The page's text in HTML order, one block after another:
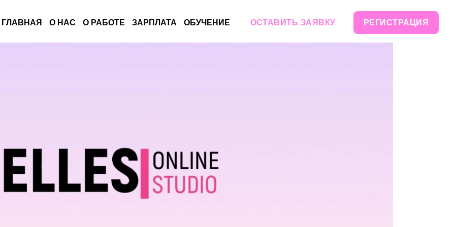
ГЛАВНАЯ О НАС О РАБОТЕ ЗАРПЛАТА ОБУЧЕНИЕ ОСТАВИТЬ ЗАЯВКУ РЕГИСТРАЦИЯ